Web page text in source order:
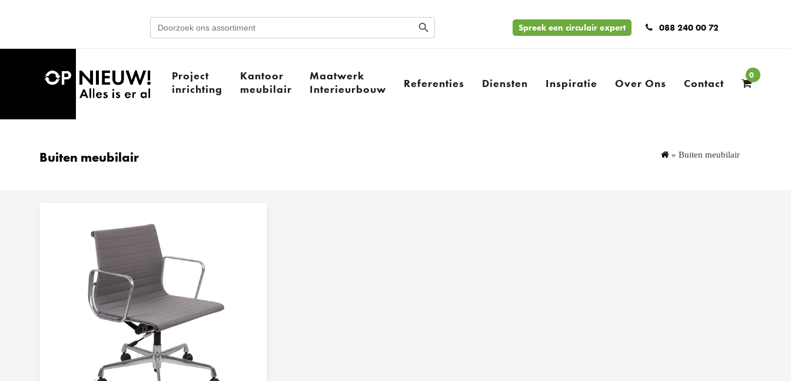
Search
for:
Search Button
Spreek een circulair expert 088 240 00 72
Project
inrichting
Kantoor
meubilair
Maatwerk
Interieurbouw
Referenties Diensten Inspiratie Over Ons Contact
0
Buiten meubilair » Buiten meubilair